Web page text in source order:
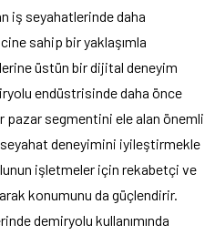
iş seyahatlerinde daha
sahip bir yaklaşımla
üstün bir dijital deneyim
endüstrisinde daha önce
segmentini ele alan önemli
seyahat deneyimini iyileştirmekle
işletmeler için rekabetçi ve
konumunu da güçlendirir.
demiryolu kullanımında